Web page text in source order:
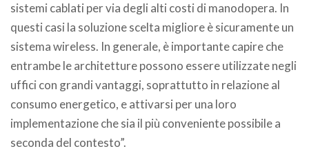
sistemi cablati per via degli alti costi di manodopera. In
questi casi la soluzione scelta migliore è sicuramente un
sistema wireless. In generale, è importante capire che
entrambe le architetture possono essere utilizzate negli
uffici con grandi vantaggi, soprattutto in relazione al
consumo energetico, e attivarsi per una loro
implementazione che sia il più conveniente possibile a
seconda del contesto”.